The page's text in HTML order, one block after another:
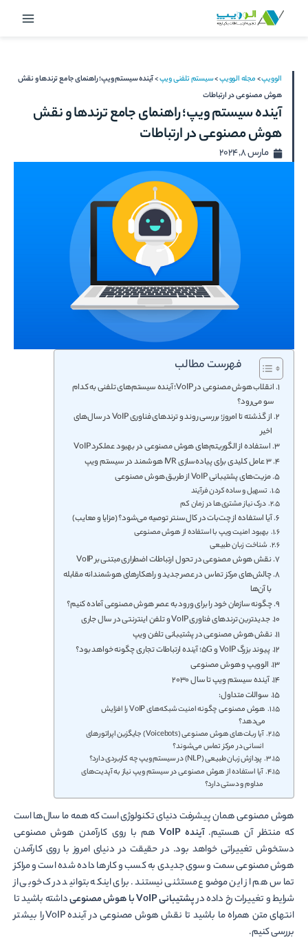
Main
الوویپ>مجله الوویپ>سیستم تلفنی ویپ>آینده سیستم ویپ؛ راهنمای جامع ترندها و نقش
هوش مصنوعی در ارتباطات
آینده سیستم ویپ؛ راهنمای جامع ترندها و نقش
هوش مصنوعی در ارتباطات
مارس 8, 2024
فهرست مطالب
انقلاب هوش مصنوعی در VoIP؛ آینده سیستم‌های تلفنی به کدام
سو می‌رود؟
از گذشته تا امروز؛ بررسی روند و ترندهای فناوری VoIP در سال‌های
اخیر
استفاده از الگوریتم‌های هوش مصنوعی در بهبود عملکرد VoIP
۳ عامل کلیدی برای پیاده‌سازی IVR هوشمند در سیستم ویپ
مزیت‌های پشتیبانی VoIP از طریق هوش مصنوعی
تسهیل و ساده کردن فرآیند
درک نیاز مشتری‌ها در زمان کم
آیا استفاده از چت‌بات در کال‌سنتر توصیه می‌شود؟ (مزایا و معایب)
بهبود امنیت ویپ با استفاده از هوش مصنوعی
شناخت زبان طبیعی
نقش هوش مصنوعی در تحول ارتباطات اضطراری مبتنی بر VoIP
چالش‌های مرکز تماس در عصر جدید و راهکارهای هوشمندانه مقابله
با آن‌ها
چگونه سازمان خود را برای ورود به عصر هوش مصنوعی آماده کنیم؟
جدیدترین ترندهای فناوری VoIP و تلفن اینترنتی در سال جاری
نقش هوش مصنوعی در پشتیبانی تلفن ویپ
پیوند بزرگ VoIP و 5G؛ آینده ارتباطات تجاری چگونه خواهد بود؟
الوویپ و هوش مصنوعی
آینده سیستم ویپ تا سال 2030
سوالات متداول:
هوش مصنوعی چگونه امنیت شبکه‌های VoIP را افزایش
می‌دهد؟
آیا ربات‌های هوش مصنوعی (Voicebots) جایگزین اپراتورهای
انسانی در مرکز تماس می‌شوند؟
پردازش زبان طبیعی (NLP) در سیستم ویپ چه کاربردی دارد؟
آیا استفاده از هوش مصنوعی در سیستم ویپ نیاز به آپدیت‌های
مداوم و دستی دارد؟
هوش مصنوعی همان پیشرفت دنیای تکنولوژی است که همه ما سال‌ها است
که منتظر آن هستیم.آیندهVoIPهم با روی کارآمدن هوش مصنوعی
دستخوش تغییراتی خواهد بود. در حقیقت در دنیای امروز با روی کارآمدن
هوش مصنوعی سمت و سوی جدیدی به کسب و کارها داده شده است و مراکز
تماس هم از این موضوع مستثنی نیستند. برای اینکه بتوانید درک خوبی از
شرایط و تغییرات رخ داده درپشتیبانیVoIPبا هوش مصنوعیداشته باشید تا
انتهای متن همراه ما باشید تا نقش هوش مصنوعی در آینده VoIP را بیشتر
بررسی کنیم.